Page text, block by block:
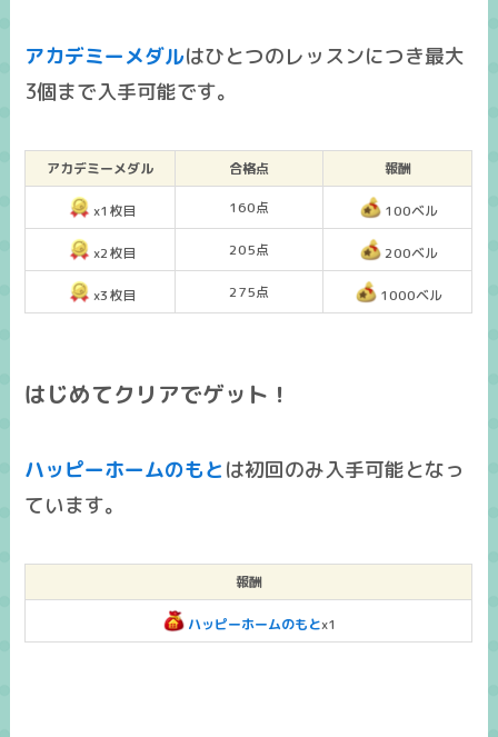
アカデミーメダルはひとつのレッスンにつき最大
3個まで入手可能です。
アカデミーメダル 合格点 報酬
x1枚目 160点 100ベル
x2枚目 205点 200ベル
x3枚目 275点 1000ベル
はじめてクリアでゲット！
ハッピーホームのもと は初回のみ入手可能となっ
ています。
報酬
ハッピーホームのもとx1